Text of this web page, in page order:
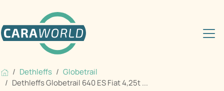
Dethleffs
Globetrail
Dethleffs Globetrail 640 ES Fiat 4,25t ...